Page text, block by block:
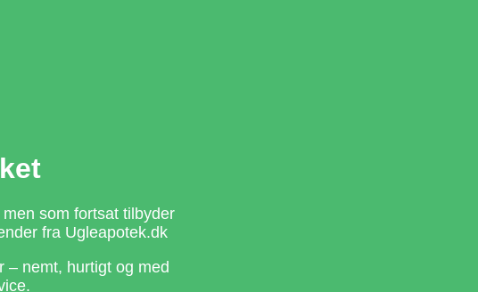
men som fortsat tilbyder
fra Ugleapotek.dk
nemt, hurtigt og med